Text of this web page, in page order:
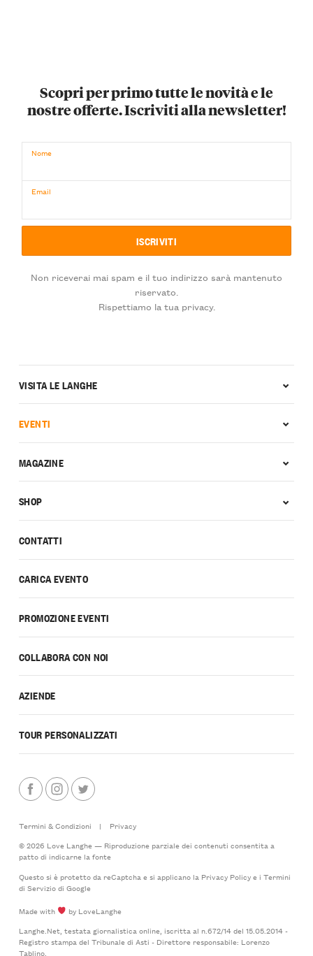
Scopri per primo tutte le novità e le
nostre offerte. Iscriviti alla newsletter!
Nome
Email
Non riceverai mai spam e il tuo indirizzo sarà mantenuto
riservato.
Rispettiamo la tua privacy.
CONTATTI
CARICA EVENTO
PROMOZIONE EVENTI
COLLABORA CON NOI
AZIENDE
TOUR PERSONALIZZATI
VISITA LE LANGHE
EVENTI
MAGAZINE
SHOP
Termini & Condizioni |
Privacy
© 2026 Love Langhe — Riproduzione parziale dei contenuti consentita a
patto di indicarne la fonte
Questo si è protetto da reCaptcha e si applicano la Privacy Policye i Termini
di Serviziodi Google
Made with
by LoveLanghe
Langhe.Net, testata giornalistica online, iscritta al n.672/14 del 15.05.2014 -
Registro stampa del Tribunale di Asti - Direttore responsabile: Lorenzo
Tablino.